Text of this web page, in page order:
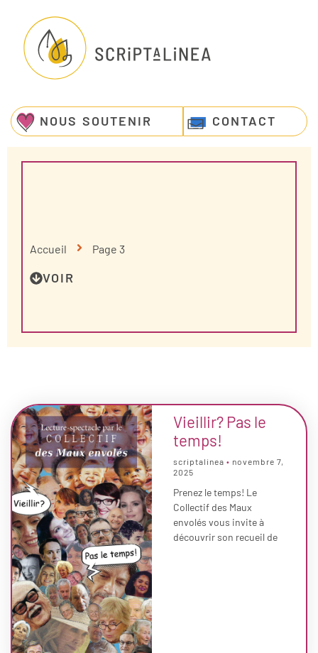
NOUS SOUTENIR CONTACT
Accueil Page 3
VOIR
Vieillir? Pas le
temps!
scriptalinea
novembre 7,
2025
Prenez le temps! Le
Collectif des Maux
envolés vous invite à
découvrir son recueil de